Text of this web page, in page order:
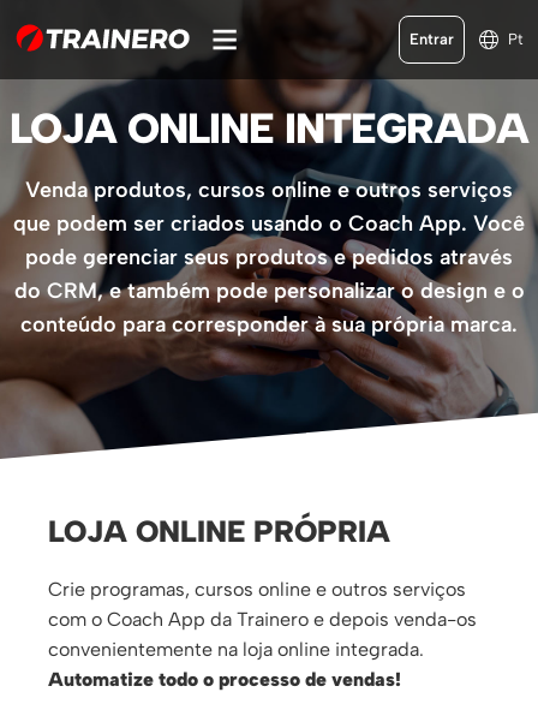
Entrar Pt
LOJA ONLINE INTEGRADA
Venda produtos, cursos online e outros serviços
que podem ser criados usando o Coach App. Você
pode gerenciar seus produtos e pedidos através
do CRM, e também pode personalizar o design e o
conteúdo para corresponder à sua própria marca.
LOJA ONLINE PRÓPRIA
Crie programas, cursos online e outros serviços
com o Coach App da Trainero e depois venda-os
convenientemente na loja online integrada.
Automatize todo o processo de vendas!